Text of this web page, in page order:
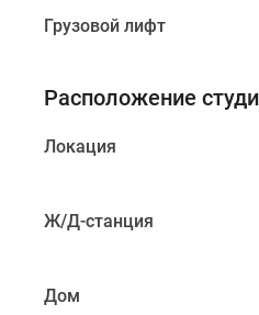
Грузовой лифт
Расположение
Локация
Ж/Д-станция
Дом